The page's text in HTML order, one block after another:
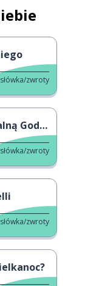
słówka/zwroty
Pobudki
słówka/zwroty
słówka/zwroty